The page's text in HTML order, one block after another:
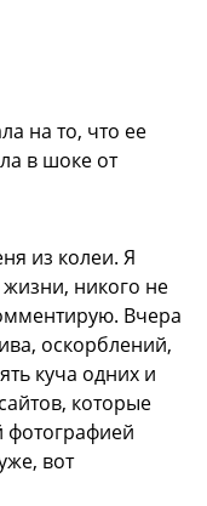
на то, что ее
в шоке от
из колеи. Я
никого не
Вчера
оскорблений,
куча одних и
которые
фотографией
вот